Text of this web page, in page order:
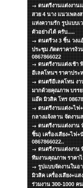
ดนตรีงานแต่งงาน
สวย 4 นาง แนวเพลง
แห่งความรัก รูปแบบ
ตัวอย่างได้ ครับ.....
ดนตรีวง 3 ชิ้น วง
ประชุม ภัตตราคารง้ว
0867866022
ดนตรีงานแต่งเช้า
อีเลคโทนฯ ราคาประ
ดนตรีอีเลคโทน งา
มากด้วยคุณภาพ บรร
แอ๊ด มิวสิค โทร
ดนตรีงานแต่ง+ไฟ
กลางแจ้งลาน จัดงา
ดนตรีงานแต่งงาน
ชิ้น) เครื่องเสียง+ไฟ
0867866022..
ดนตรีงานแต่งงาน
ทีมงานคุณภาพ ราคาไ
รูปแบบจัดงานในอ
มิวสิค เครื่องเสียง+แ
ร่วมงาน 300-1000 คน